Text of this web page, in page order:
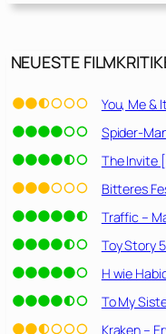
NEUESTE
You, Me &
Spider-
The Invite
Bitteres
Traffic –
Toy Story
H wie
To My
Kraken –